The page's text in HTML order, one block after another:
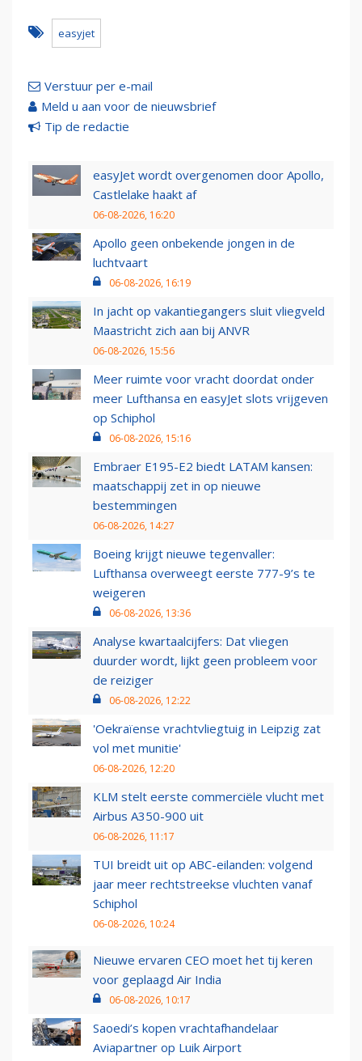
easyjet
Verstuur per e-mail
Meld u aan voor de nieuwsbrief
Tip de redactie
easyJet wordt overgenomen door Apollo,
Castlelake haakt af
06-08-2026, 16:20
Apollo geen onbekende jongen in de
luchtvaart
06-08-2026, 16:19
In jacht op vakantiegangers sluit vliegveld
Maastricht zich aan bij ANVR
06-08-2026, 15:56
Meer ruimte voor vracht doordat onder
meer Lufthansa en easyJet slots vrijgeven
op Schiphol
06-08-2026, 15:16
Embraer E195-E2 biedt LATAM kansen:
maatschappij zet in op nieuwe
bestemmingen
06-08-2026, 14:27
Boeing krijgt nieuwe tegenvaller:
Lufthansa overweegt eerste 777-9’s te
weigeren
06-08-2026, 13:36
Analyse kwartaalcijfers: Dat vliegen
duurder wordt, lijkt geen probleem voor
de reiziger
06-08-2026, 12:22
'Oekraïense vrachtvliegtuig in Leipzig zat
vol met munitie'
06-08-2026, 12:20
KLM stelt eerste commerciële vlucht met
Airbus A350-900 uit
06-08-2026, 11:17
TUI breidt uit op ABC-eilanden: volgend
jaar meer rechtstreekse vluchten vanaf
Schiphol
06-08-2026, 10:24
Nieuwe ervaren CEO moet het tij keren
voor geplaagd Air India
06-08-2026, 10:17
Saoedi’s kopen vrachtafhandelaar
Aviapartner op Luik Airport